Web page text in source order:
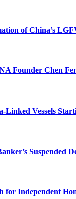
of China’s
Founder Chen
Linked Vessels
Suspended
for Independent